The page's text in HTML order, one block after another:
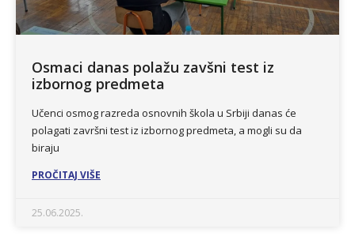
Osmaci danas polažu zavšni test iz
izbornog predmeta
Učenci osmog razreda osnovnih škola u Srbiji danas će
polagati završni test iz izbornog predmeta, a mogli su da
biraju
PROČITAJ VIŠE
25.06.2025.